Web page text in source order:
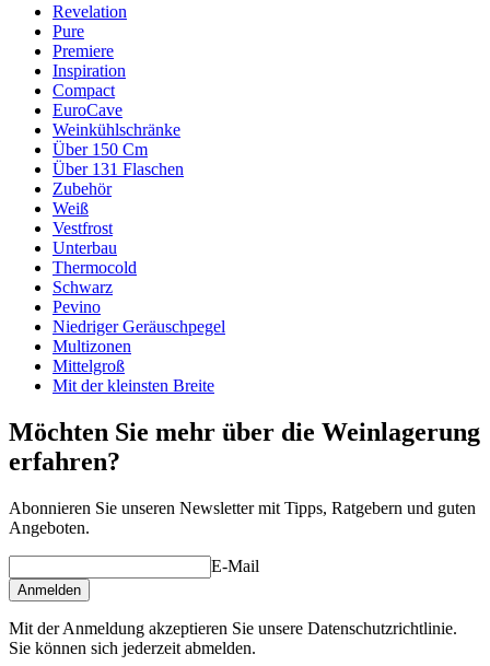
Revelation
Pure
Premiere
Inspiration
Compact
EuroCave
Weinkühlschränke
Über 150 Cm
Über 131 Flaschen
Zubehör
Weiß
Vestfrost
Unterbau
Thermocold
Schwarz
Pevino
Niedriger Geräuschpegel
Multizonen
Mittelgroß
Mit der kleinsten Breite
Möchten Sie mehr über die Weinlagerung
erfahren?
Abonnieren Sie unseren Newsletter mit Tipps, Ratgebern und guten
Angeboten.
E-Mail
Anmelden
Mit der Anmeldung akzeptieren Sie unsere Datenschutzrichtlinie.
Sie können sich jederzeit abmelden.